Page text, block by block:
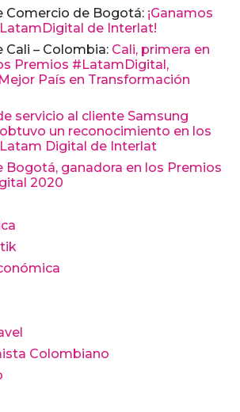
Comercio de Bogotá: ¡Ganamos
de Interlat!
Cali – Colombia: Cali, primera en
Premios #LatamDigital,
País en Transformación
servicio al cliente Samsung
un reconocimiento en los
Digital de Interlat
Bogotá, ganadora en los Premios
2020
Colombiano